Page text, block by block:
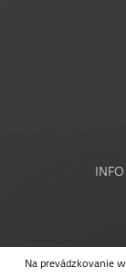
Na prevádzkovanie